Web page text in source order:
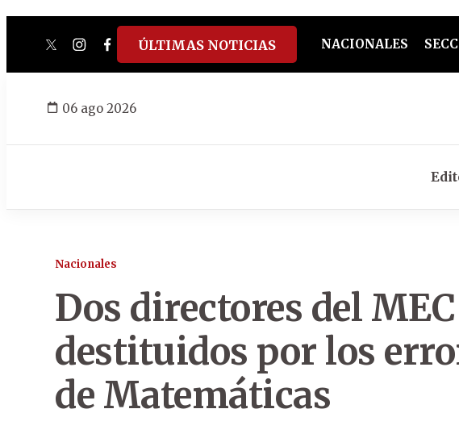
twitterinstagram
facebook
tiktokyoutube
spotify
ÚLTIMAS NOTICIAS NACIONALES
06 ago 2026
Nacionales
Dos directores del
destituidos por los
de Matemáticas